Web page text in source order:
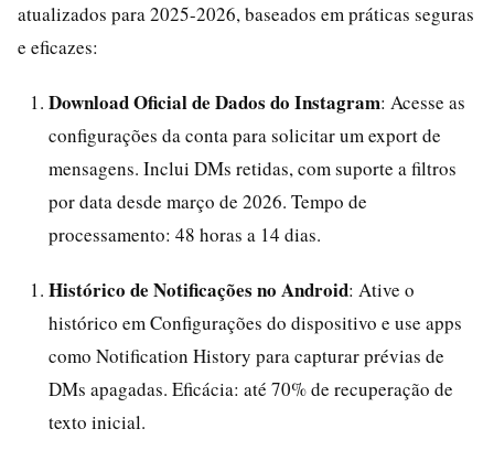
atualizados para 2025-2026, baseados em práticas seguras
e eficazes:
Download Oficial de Dados do Instagram: Acesse as
configurações da conta para solicitar um export de
mensagens. Inclui DMs retidas, com suporte a filtros
por data desde março de 2026. Tempo de
processamento: 48 horas a 14 dias.
Histórico de Notificações no Android: Ative o
histórico em Configurações do dispositivo e use apps
como Notification History para capturar prévias de
DMs apagadas. Eficácia: até 70% de recuperação de
texto inicial.